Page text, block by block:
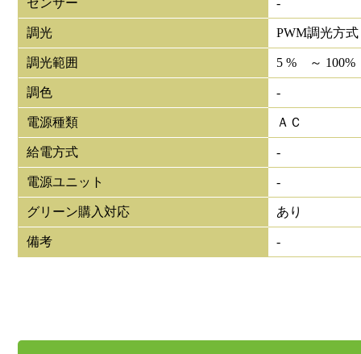
センサー -
調光 PWM調光方式
調光範囲 5 % ～ 100%
調色 -
電源種類 ＡＣ
給電方式 -
電源ユニット -
グリーン購入対応 あり
備考 -